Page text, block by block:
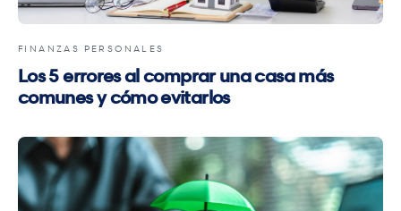
FINANZAS PERSONALES
Los 5 errores al comprar una casa más
comunes y cómo evitarlos